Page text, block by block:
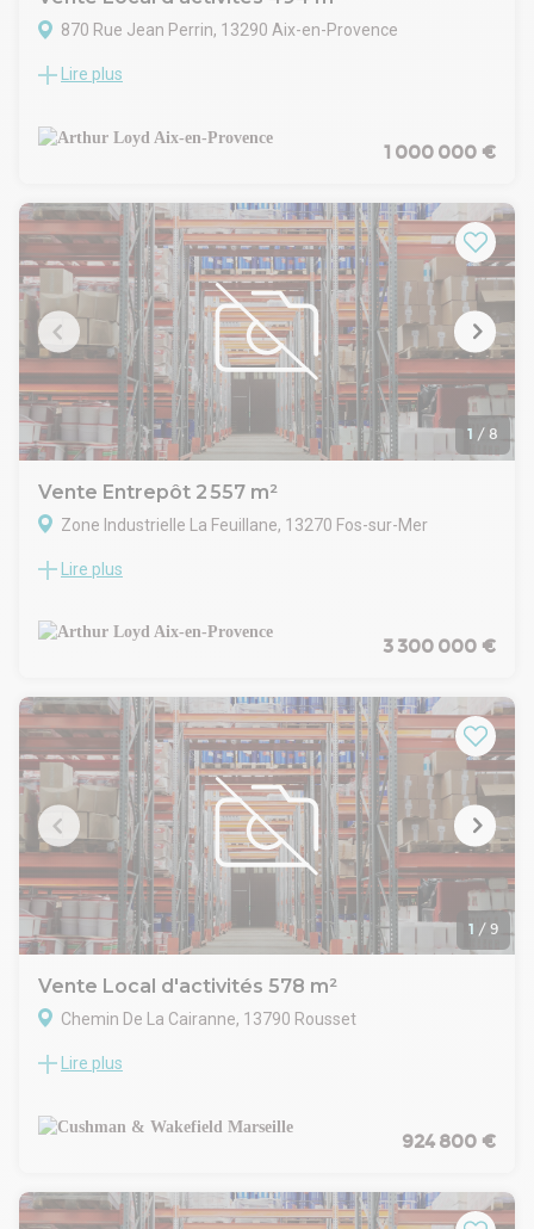
870 Rue Jean Perrin, 13290 Aix-en-Provence
ARHTUR LOYD FIGUIERE IMMOBILIER vous propose, sur le
indépendant de 494 m² répartis sur 2 niveaux. Au rez-de-
chaussée, un laboratoire culinaire aux normes alimentaires
édifié sur une parcelle de 1 509 m² accessible par tout type
de camion.
Disponible immédiatement à la vente comme à la location.
Lire plus
1 000 000 €
1 / 8
Vente Entrepôt 2 557 m²
Zone Industrielle La Feuillane, 13270 Fos-sur-Mer
Arthur Loyd Figuière Immobilier a le plaisir de vous proposer
557 m², idéalement situé dans la zone de la Feuillane à Fos-
sur-Mer. Cet espace, non divisible, offre un atout optimal
opportunité est disponible à la vente. Pour toute information
complémentaire, n'hésitez pas à contacter Arthur Loyd
Figuière Immobilier,
Lire plus
3 300 000 €
1 / 9
Vente Local d'activités 578 m²
Chemin De La Cairanne, 13790 Rousset
Parc d'activités neuf - Pays d'Aix
Provence, Cushman & Wakefield expert en immobilier
d'entreprises, vous présente un programme d'activité neuf
vous permettra de développer votre projet sur-mesure .
Lire plus
924 800 €